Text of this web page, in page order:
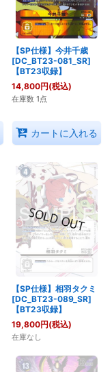
【SP仕様】今井千歳
[DC_BT23-081_SR]
【BT23収録】
14,800円(税込)
在庫数 1点
カートに入れる
【SP仕様】相羽タクミ
[DC_BT23-089_SR]
【BT23収録】
19,800円(税込)
在庫なし